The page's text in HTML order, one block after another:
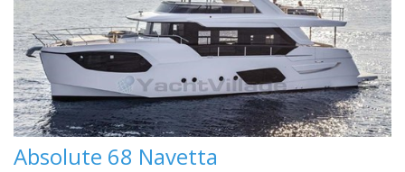
Absolute 68 Navetta